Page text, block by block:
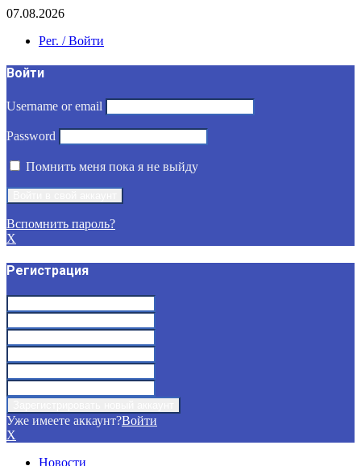
07.08.2026
Рег. / Войти
Войти
Username or email
Password
Помнить меня пока я не выйду
Вспомнить пароль?
X
Регистрация
Уже имеете аккаунт?Войти
X
Новости